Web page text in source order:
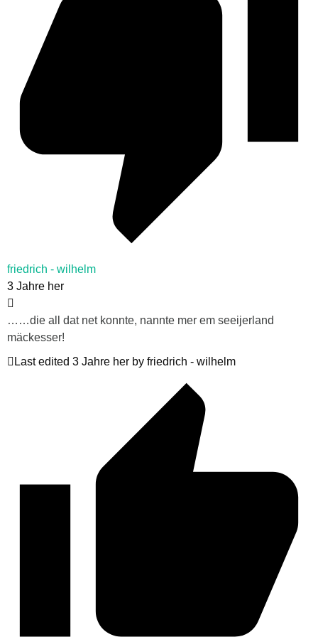
friedrich - wilhelm
3 Jahre her
……die all dat net konnte, nannte mer em seeijerland
mäckesser!
Last edited 3 Jahre her by friedrich - wilhelm